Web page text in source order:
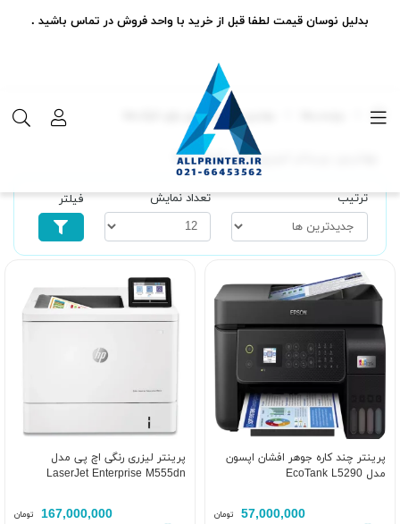
بهترین پرینتر لیزری برای شرکت‌ها
بهترین پرینتر لیزری برای شرکت‌ها
ترتیب تعداد نمایش فیلتر
پرینتر چند کاره جوهر افشان اپسون
مدل EcoTank L5290
57,000,000 تومان
پرینتر لیزری رنگی اچ پی مدل
LaserJet Enterprise M555dn
167,000,000 تومان
بدلیل نوسان قیمت لطفا قبل از خرید با واحد فروش در تماس باشید .